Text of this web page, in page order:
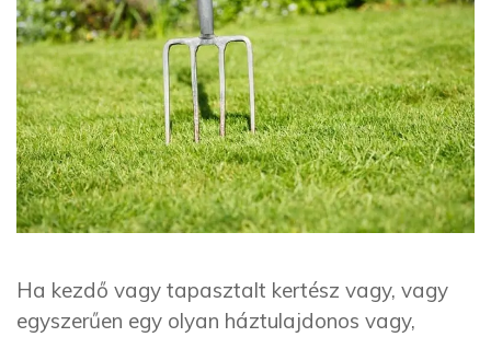
Ha kezdő vagy tapasztalt kertész vagy, vagy
egyszerűen egy olyan háztulajdonos vagy,